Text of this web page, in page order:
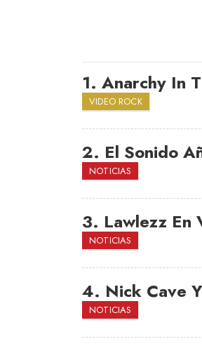
1. Anarchy In
VIDEO ROCK
2. El Sonido
NOTICIAS
3. Lawlezz En
NOTICIAS
4. Nick Cave
NOTICIAS